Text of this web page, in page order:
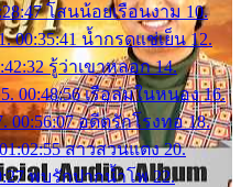
โสนน้อยเรือนงาม 10.
00:35:41 น้ำกรดแช่เย็น 12.
รู้ว่าเขาหลอก 14.
00:48:56 เรือล่มในหนอง 16.
00:56:07 อดีตรักโรงทอ 18.
สาวสวนแตง 20.
พบรักปากน้ำโพ 22.